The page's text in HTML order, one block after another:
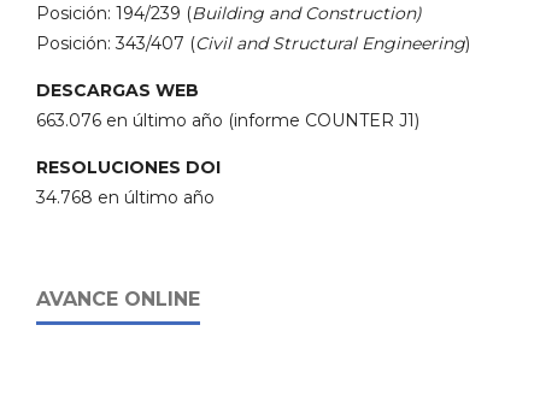
Posición: 194/239 (Building and Construction)
Posición: 343/407 (Civil and Structural Engineering)
DESCARGAS WEB
663.076 en último año (informe COUNTER J1)
RESOLUCIONES DOI
34.768 en último año
AVANCE ONLINE